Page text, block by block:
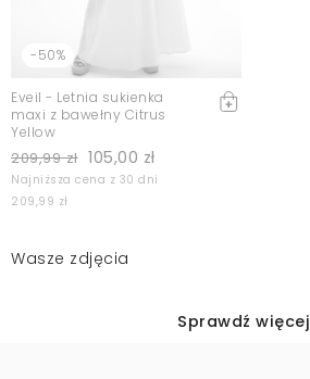
-50%
Eveil - Letnia sukienka
maxi z bawełny Citrus
Yellow
209,99 zł 105,00 zł
Najniższa cena z 30 dni
209,99 zł
Wasze zdjęcia
Sprawdź więcej